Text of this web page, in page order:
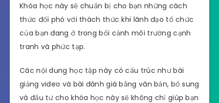
Khóa học này sẽ chuẩn bị cho bạn những cách
thức đối phó với thách thức khi lãnh đạo tổ chức
của bạn đang ở trong bối cảnh môi trường cạnh
tranh và phức tạp.
Các nội dung học tập này có cấu trúc như bài
giảng video và bài đánh giá bằng văn bản, bổ sung
và đầu tư cho khóa học này sẽ không chỉ giúp bạn